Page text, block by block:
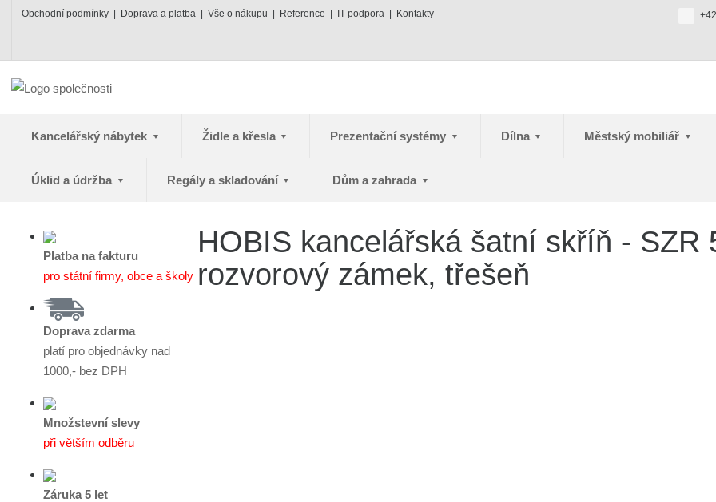
Obchodní podmínky Doprava a platba Vše o nákupu Reference IT podpora Kontakty
Kancelářský nábytek Židle a křesla Prezentační systémy Dílna Městský mobiliář
Úklid a údržba Regály a skladování Dům a zahrada
Platba na fakturu
pro státní firmy, obce a školy
Doprava zdarma
platí pro objednávky nad
1000,- bez DPH
Množstevní slevy
při větším odběru
Záruka 5 let
HOBIS kancelářská šatní skříň - SZR
rozvorový zámek, třešeň